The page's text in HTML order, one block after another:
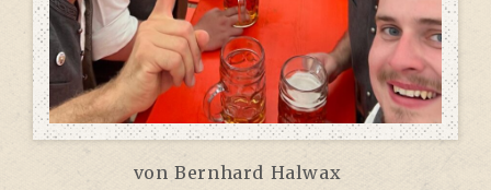
vonBernhard Halwax